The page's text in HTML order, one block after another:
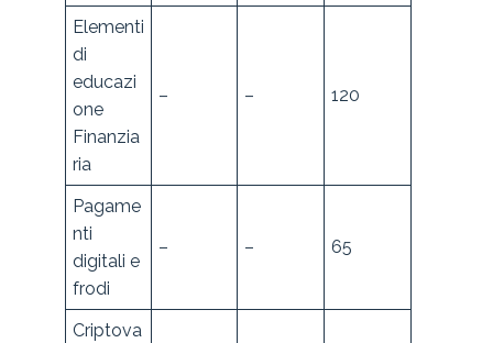
Elementi
di
educazi
one
Finanzia
ria
– – 120
Pagame
nti
digitali e
frodi
– – 65
Criptova